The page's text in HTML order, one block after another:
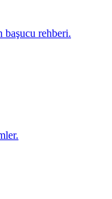
başucu rehberi.